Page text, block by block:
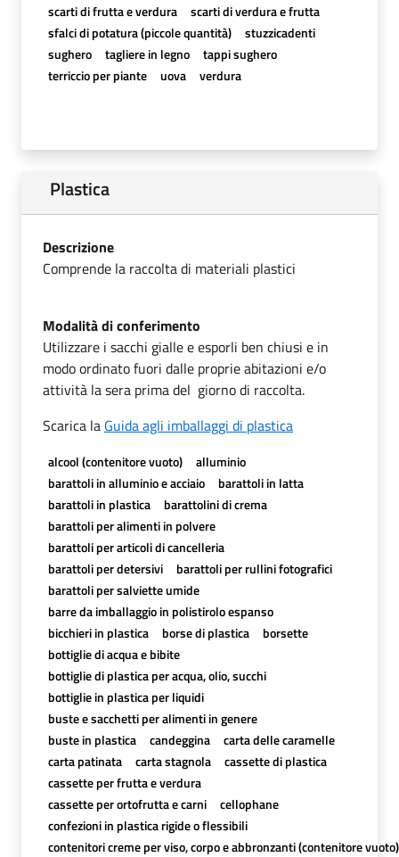
scarti di frutta e verdura
scarti di verdura e frutta
sfalci di potatura (piccole quantità)
stuzzicadenti
sughero
tagliere in legno
tappi sughero
terriccio per piante
uova verdura
Plastica
Descrizione
Comprende la raccolta di materiali plastici
Modalità di conferimento
Utilizzare i sacchi gialle e esporli ben chiusi e in
modo ordinato fuori dalle proprie abitazioni e/o
attività la sera prima del giorno di raccolta.
Scarica la Guida agli imballaggi di plastica
alcool (contenitore vuoto)
alluminio
barattoli in alluminio e acciaio
barattoli in latta
barattoli in plastica
barattolini di crema
barattoli per alimenti in polvere
barattoli per articoli di cancelleria
barattoli per detersivi
barattoli per rullini fotografici
barattoli per salviette umide
barre da imballaggio in polistirolo espanso
bicchieri in plastica
borse di plastica
borsette
bottiglie di acqua e bibite
bottiglie di plastica per acqua, olio, succhi
bottiglie in plastica per liquidi
buste e sacchetti per alimenti in genere
buste in plastica
candeggina
carta delle caramelle
carta patinata
carta stagnola
cassette di plastica
cassette per frutta e verdura
cassette per ortofrutta e carni
cellophane
confezioni in plastica rigide o flessibili
contenitori creme per viso, corpo e abbronzanti (contenitore vuoto)